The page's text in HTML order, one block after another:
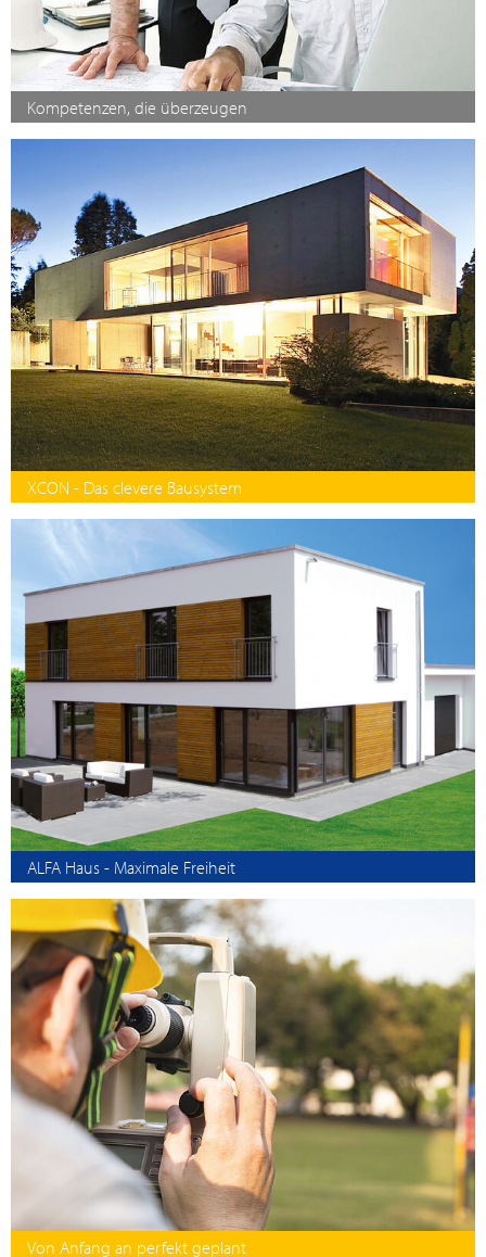
Kompetenzen, die überzeugen
XCON - Das clevere Bausystem
ALFA Haus - Maximale Freiheit
Von Anfang an perfekt geplant